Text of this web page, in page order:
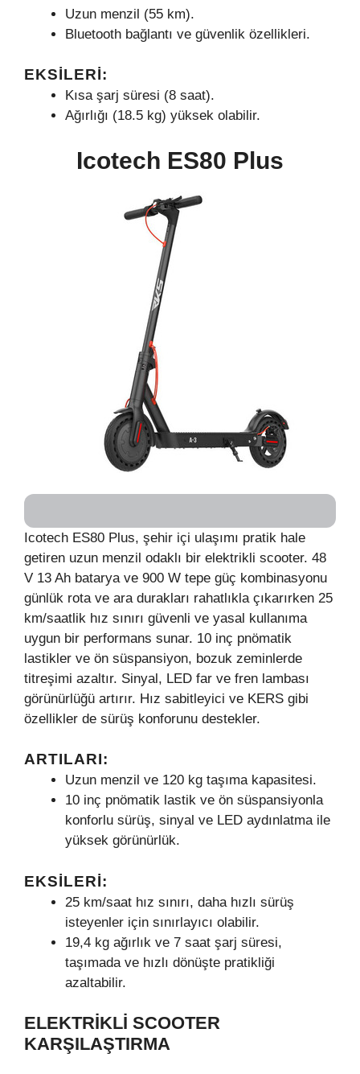
Uzun menzil (55 km).
Bluetooth bağlantı ve güvenlik özellikleri.
EKSILERI:
Kısa şarj süresi (8 saat).
Ağırlığı (18.5 kg) yüksek olabilir.
Icotech ES80 Plus
Icotech ES80 Plus, şehir içi ulaşımı pratik hale
getiren uzun menzil odaklı bir elektrikli scooter. 48
V 13 Ah batarya ve 900 W tepe güç kombinasyonu
günlük rota ve ara durakları rahatlıkla çıkarırken 25
km/saatlik hız sınırı güvenli ve yasal kullanıma
uygun bir performans sunar. 10 inç pnömatik
lastikler ve ön süspansiyon, bozuk zeminlerde
titreşimi azaltır. Sinyal, LED far ve fren lambası
görünürlüğü artırır. Hız sabitleyici ve KERS gibi
özellikler de sürüş konforunu destekler.
ARTILARI:
Uzun menzil ve 120 kg taşıma kapasitesi.
10 inç pnömatik lastik ve ön süspansiyonla
konforlu sürüş, sinyal ve LED aydınlatma ile
yüksek görünürlük.
EKSILERI:
25 km/saat hız sınırı, daha hızlı sürüş
isteyenler için sınırlayıcı olabilir.
19,4 kg ağırlık ve 7 saat şarj süresi,
taşımada ve hızlı dönüşte pratikliği
azaltabilir.
ELEKTRIKLI SCOOTER
KARŞILAŞTIRMA